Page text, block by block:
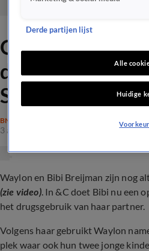
Opvallende
drugsgebruik
Stoney'
BN'ERS
3 apr 2024, 22:08
Waylon en Bibi Breijman zijn nog
(zie video). In &C doet Bibi nu een
het drugsgebruik van haar partner.
Volgens haar gebruikt Waylon
plek waar ook hun twee jonge
Derde partijen lijst
Alle
Huidige